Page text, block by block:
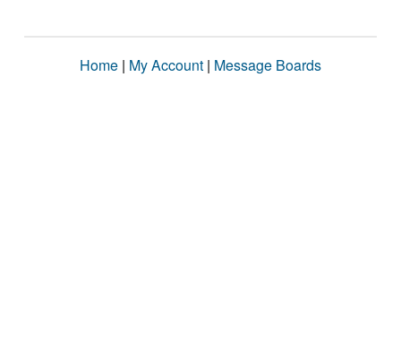
Home | My Account | Message Boards